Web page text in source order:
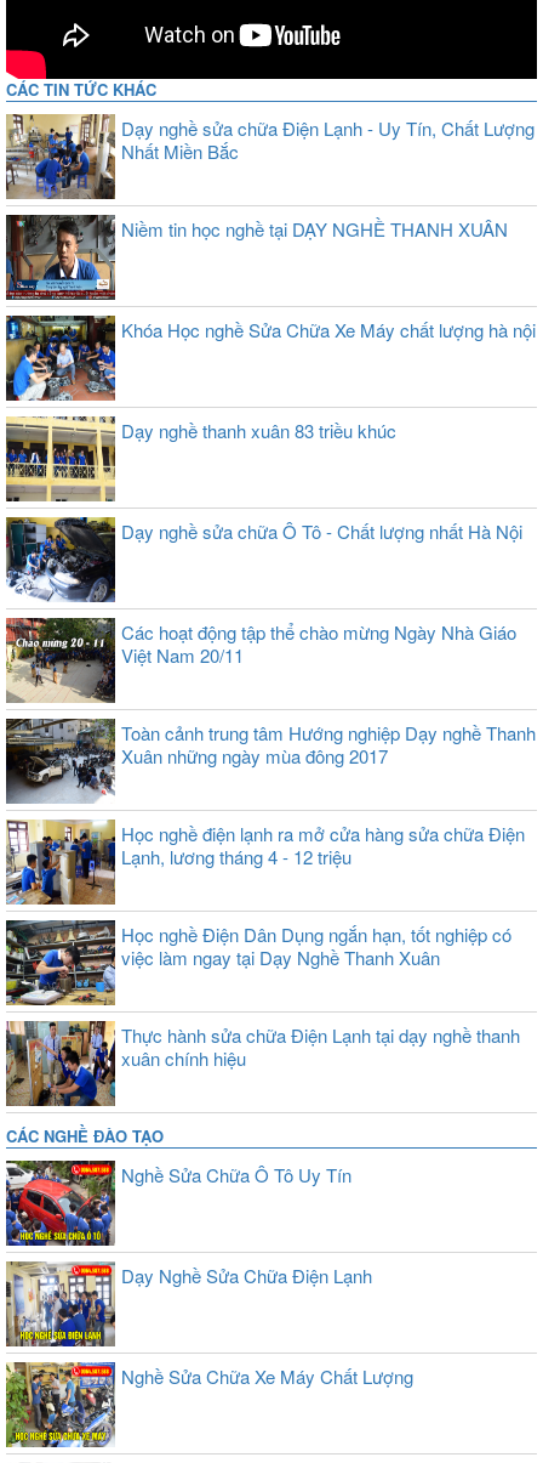
CÁC TIN TỨC KHÁC
Dạy nghề sửa chữa Điện Lạnh - Uy Tín, Chất Lượng
Nhất Miền Bắc
Niềm tin học nghề tại DẠY NGHỀ THANH XUÂN
Khóa Học nghề Sửa Chữa Xe Máy chất lượng hà nội
Dạy nghề thanh xuân 83 triều khúc
Dạy nghề sửa chữa Ô Tô - Chất lượng nhất Hà Nội
Các hoạt động tập thể chào mừng Ngày Nhà Giáo
Việt Nam 20/11
Toàn cảnh trung tâm Hướng nghiệp Dạy nghề Thanh
Xuân những ngày mùa đông 2017
Học nghề điện lạnh ra mở cửa hàng sửa chữa Điện
Lạnh, lương tháng 4 - 12 triệu
Học nghề Điện Dân Dụng ngắn hạn, tốt nghiệp có
việc làm ngay tại Dạy Nghề Thanh Xuân
Thực hành sửa chữa Điện Lạnh tại dạy nghề thanh
xuân chính hiệu
CÁC NGHỀ ĐÀO TẠO
Nghề Sửa Chữa Ô Tô Uy Tín
Dạy Nghề Sửa Chữa Điện Lạnh
Nghề Sửa Chữa Xe Máy Chất Lượng